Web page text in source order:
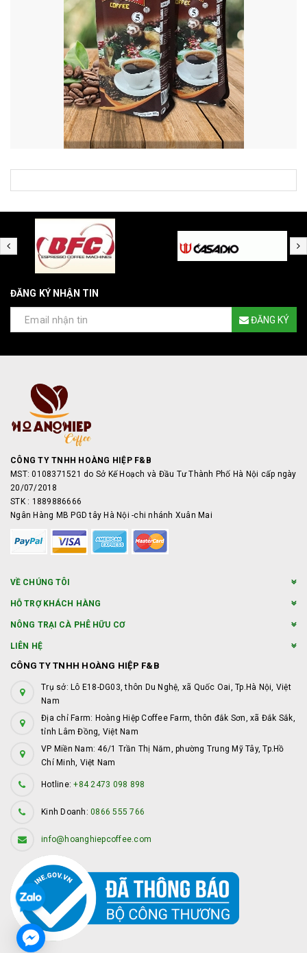
ĐĂNG KÝ NHẬN TIN
ĐĂNG KÝ
CÔNG TY TNHH HOÀNG HIỆP F&B
MST: 0108371521 do Sở Kế Hoạch và Đầu Tư Thành Phố Hà Nội cấp ngày
20/07/2018
STK : 1889886666
Ngân Hàng MB PGD tây Hà Nội -chi nhánh Xuân Mai
VỀ CHÚNG TÔI
HỖ TRỢ KHÁCH HÀNG
NÔNG TRẠI CÀ PHÊ HỮU CƠ
LIÊN HỆ
CÔNG TY TNHH HOÀNG HIỆP F&B
Trụ sở: Lô E18-DG03, thôn Du Nghệ, xã Quốc Oai, Tp.Hà Nội, Việt
Nam
Địa chỉ Farm: Hoàng Hiệp Coffee Farm, thôn đắk Sơn, xã Đắk Sắk,
tỉnh Lâm Đồng, Việt Nam
VP Miền Nam: 46/1 Trần Thị Năm, phường Trung Mỹ Tây, Tp.Hồ
Chí Minh, Việt Nam
Hotline:+84 2473 098 898
Kinh Doanh: 0866 555 766
info@hoanghiepcoffee.com